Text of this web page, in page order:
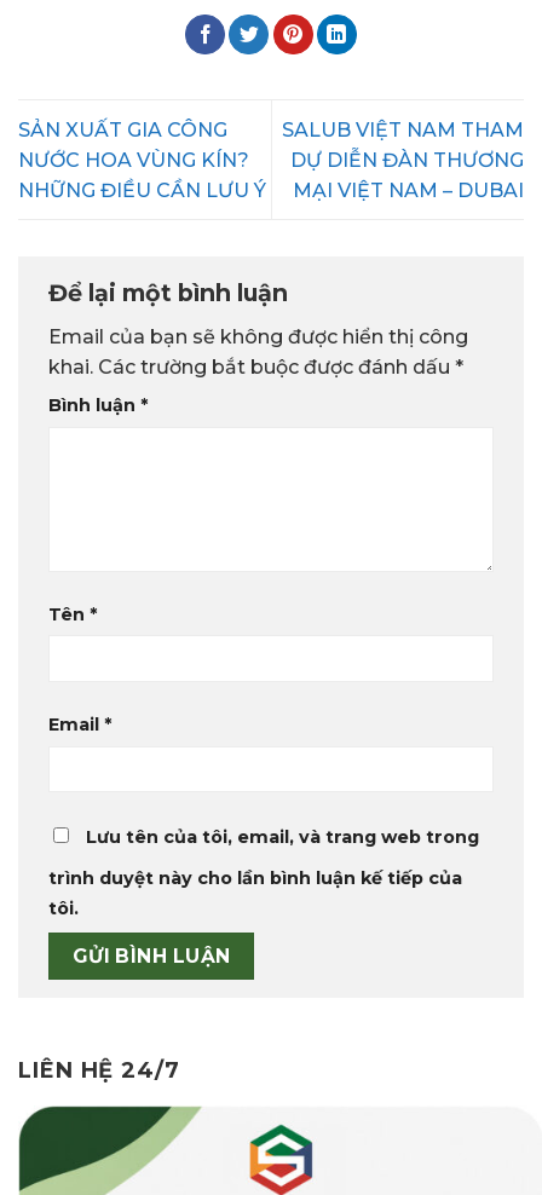
LIÊN HỆ 24/7
SẢN XUẤT GIA CÔNG
NƯỚC HOA VÙNG KÍN?
NHỮNG ĐIỀU CẦN LƯU Ý
SALUB VIỆT NAM THAM
DỰ DIỄN ĐÀN THƯƠNG
MẠI VIỆT NAM – DUBAI
Để lại một bình luận
Email của bạn sẽ không được hiển thị công
khai. Các trường bắt buộc được đánh dấu *
Bình luận *
Tên *
Email *
Lưu tên của tôi, email, và trang web trong
trình duyệt này cho lần bình luận kế tiếp của
tôi.